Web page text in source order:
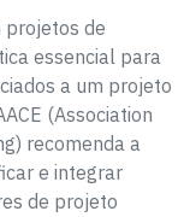
projetos de
essencial para
a um projeto
(Association
recomenda a
e integrar
de projeto